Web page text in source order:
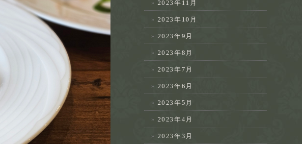
2023年11月
2023年10月
2023年9月
2023年8月
2023年7月
2023年6月
2023年5月
2023年4月
2023年3月